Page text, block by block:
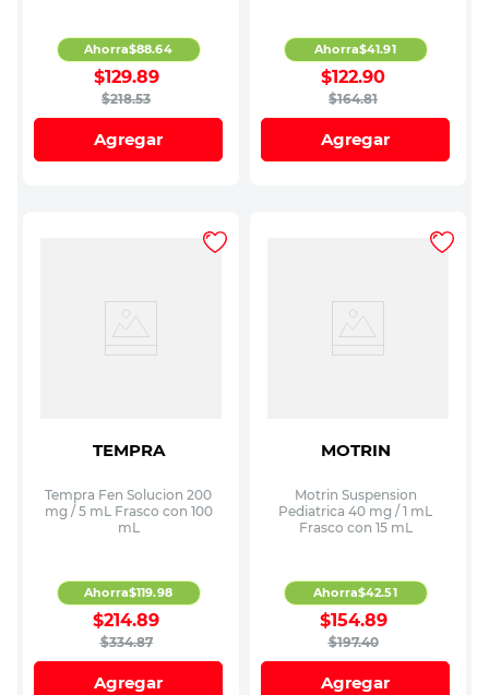
$218.53
$129.89
Ahorra$88.64
Agregar
$164.81
$122.90
Ahorra$41.91
Agregar
TEMPRA
Tempra Fen Solucion 200
mg / 5 mL Frasco con 100
mL
$334.87
$214.89
Ahorra$119.98
Agregar
MOTRIN
Motrin Suspension
Pediatrica 40 mg / 1 mL
Frasco con 15 mL
$197.40
$154.89
Ahorra$42.51
Agregar